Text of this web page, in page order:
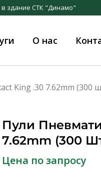
в здание СТК "Динамо"
О нас
King .30 7.62mm (300
Пули
7.62mm (300
Цена по запросу